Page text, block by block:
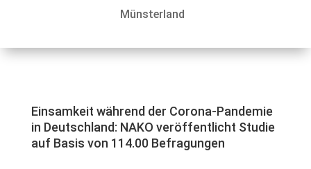
Einsamkeit während der Corona-Pandemie
in Deutschland: NAKO veröffentlicht Studie
auf Basis von 114.00 Befragungen